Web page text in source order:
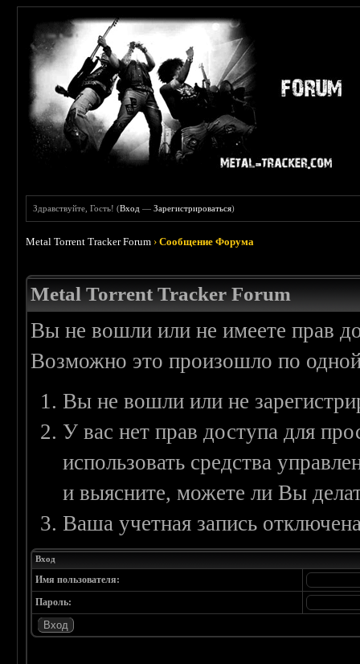
Здравствуйте, Гость! (Вход —Зарегистрироваться)
Metal Torrent Tracker Forum ›Сообщение Форума
Metal Torrent Tracker Forum
Вы не вошли или не имеете прав
Возможно это произошло по
Вы не вошли или не
У вас нет прав доступа для
использовать средства
и выясните, можете ли Вы
Ваша учетная запись
Вход
Имя пользователя:
Пароль: